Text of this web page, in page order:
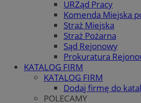
URZąd Pracy
Komenda Miejska
Straż Miejska
Straż Pożarna
Sąd Rejonowy
Prokuratura
KATALOG FIRM
KATALOG FIRM
Dodaj firmę do
POLECAMY